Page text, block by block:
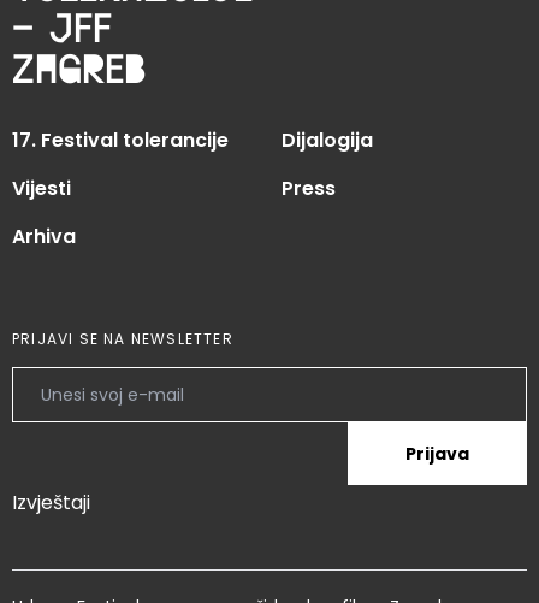
– JFF
zagreb
17. Festival tolerancije
Dijalogija
Vijesti
Press
Arhiva
PRIJAVI SE NA NEWSLETTER
Prijava
Izvještaji